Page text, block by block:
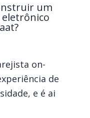
um
on-
de
e é ai